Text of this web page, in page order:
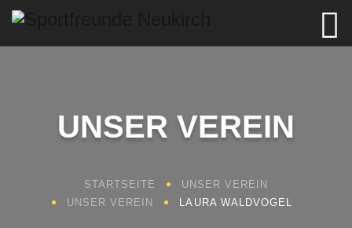
UNSER VEREIN
STARTSEITE
UNSER VEREIN
UNSER VEREIN
LAURA WALDVOGEL